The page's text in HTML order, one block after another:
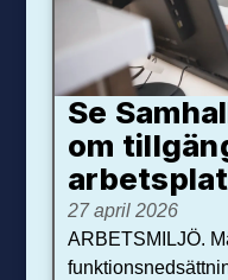
Se
om
27 april 2026
ARBETSMILJÖ.